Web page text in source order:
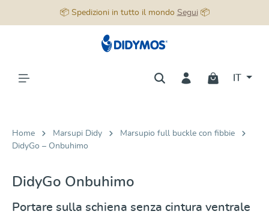
📦 Spedizioni in tutto il mondo Segui📦
Home Marsupi Didy
Marsupio full buckle con fibbie
DidyGo – Onbuhimo
DidyGo Onbuhimo
Portare sulla schiena senza cintura ventrale